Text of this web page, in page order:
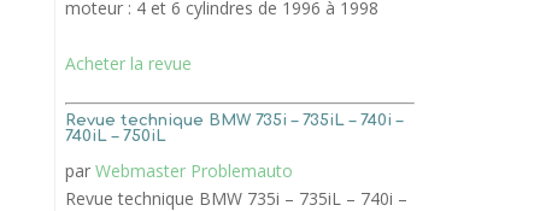
moteur : 4 et 6 cylindres de 1996 à 1998
Acheter la revue
Revue technique BMW 735i – 735iL – 740i –
740iL – 750iL
par Webmaster Problemauto
Revue technique BMW 735i – 735iL – 740i –